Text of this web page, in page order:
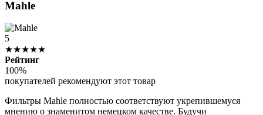
Mahle
5
★★★★★
Рейтинг
100%
покупателей рекомендуют этот товар
Фильтры Mahle полностью соответствуют укрепившемуся
мнению о знаменитом немецком качестве. Будучи